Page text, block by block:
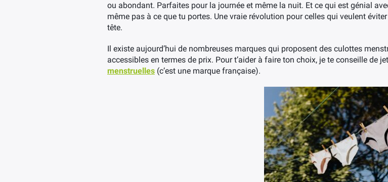
ou abondant. Parfaites pour la journée et même la nuit. Et ce qui est génial
même pas à ce que tu portes. Une vraie révolution pour celles qui veulent
tête.
Il existe aujourd’hui de nombreuses marques qui proposent des culottes
accessibles en termes de prix. Pour t’aider à faire ton choix, je te conseille de
menstruelles (c’est une marque française).